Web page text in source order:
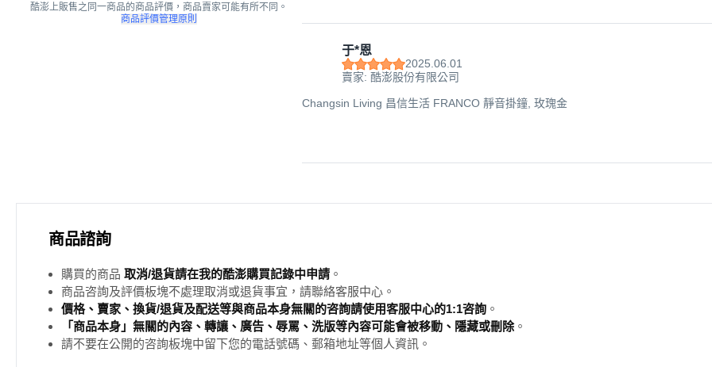
酷澎上販售之同一商品的商品評價，商品賣家可能有所不同。
商品評價管理原則
于*恩
2025.06.01
賣家: 酷澎股份有限公司
Changsin Living 昌信生活 FRANCO 靜音掛鐘, 玫瑰金
商品諮詢
購買的商品 取消/退貨請在我的酷澎購買記錄中申請 。
商品咨詢及評價板塊不處理取消或退貨事宜，請聯絡客服中心。
價格、賣家、換貨/退貨及配送等與商品本身無關的咨詢請使用客服中心的1:1咨詢 。
「商品本身」無關的內容、轉讓、廣告、辱罵、洗版等內容可能會被移動、隱藏或刪除。
請不要在公開的咨詢板塊中留下您的電話號碼、郵箱地址等個人資訊。